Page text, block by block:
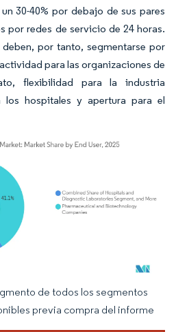
30-40% por debajo de sus pares
por redes de servicio de 24 horas.
por tanto, segmentarse por
para las organizaciones de
flexibilidad para la industria
los hospitales y apertura para el
uso requiere atribución según CC BY 4.0.
de todos los segmentos
previa compra del informe